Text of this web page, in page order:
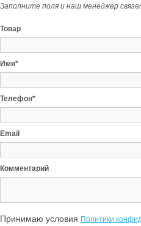
Заполните поля и наш менеджер
Товар
Имя*
Телефон*
Email
Комментарий
Принимаю условия Политики